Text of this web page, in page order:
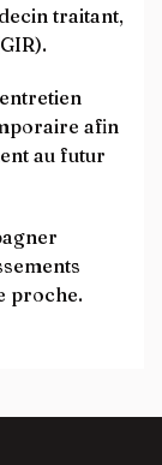
traitant,
afin
au futur
proche.